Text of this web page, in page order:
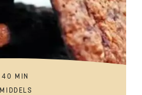
40 MIN
MIDDELS